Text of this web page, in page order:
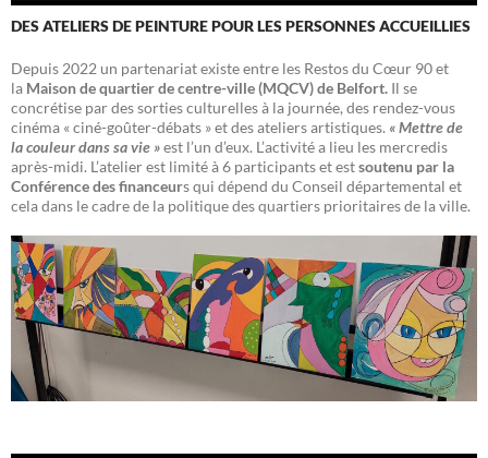
DES ATELIERS DE PEINTURE POUR LES PERSONNES ACCUEILLIES
Depuis 2022 un partenariat existe entre les Restos du Cœur 90 et
la Maison de quartier de centre-ville (MQCV) de Belfort. Il se
concrétise par des sorties culturelles à la journée, des rendez-vous
cinéma « ciné-goûter-débats » et des ateliers artistiques. « Mettre de
la couleur dans sa vie »est l’un d’eux. L’activité a lieu les mercredis
après-midi. L’atelier est limité à 6 participants et estsoutenu par la
Conférence des financeurs qui dépend du Conseil départemental et
cela dans le cadre de la politique des quartiers prioritaires de la ville.